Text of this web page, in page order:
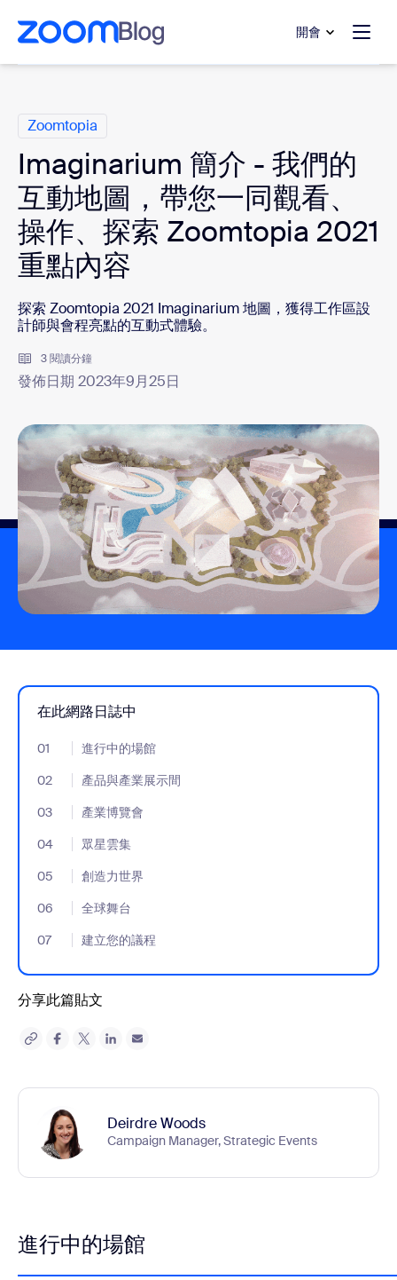
至主要內容
至協助聊天
開會
Zoomtopia
Imaginarium 簡介 - 我們的
互動地圖，帶您一同觀看、
操作、探索 Zoomtopia 2021
重點內容
探索 Zoomtopia 2021 Imaginarium 地圖，獲得工作區設
計師與會程亮點的互動式體驗。
3 閱讀分鐘
發佈日期 2023年9月25日
在此網路日誌中
01 進行中的場館
- Jumplink to 進行中的場館
02
產品與產業展示間
- Jumplink to 產品與產業展示間
03
產業博覽會
- Jumplink to 產業博覽會
04
眾星雲集
- Jumplink to 眾星雲集
05
創造力世界
- Jumplink to 創造力世界
06
全球舞台
- Jumplink to 全球舞台
07
建立您的議程
- Jumplink to 建立您的議程
分享此篇貼文
Deirdre Woods
Campaign Manager, Strategic Events
進行中的場館